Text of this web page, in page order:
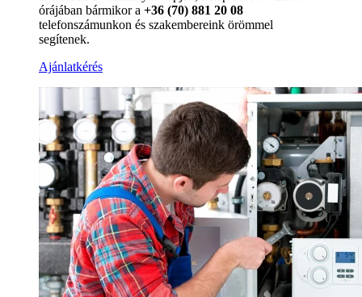
órájában bármikor a +36 (70) 881 20 08
telefonszámunkon és szakembereink örömmel
segítenek.
Ajánlatkérés